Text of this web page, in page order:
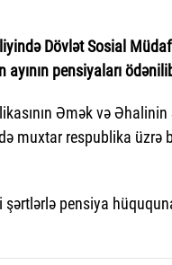
Dövlət Sosial
ayının pensiyaları
Əmək və
muxtar respublika üzrə
pensiya